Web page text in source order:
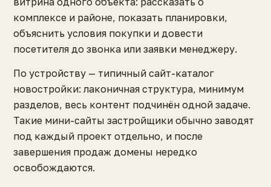
комплексе и районе, показать планировки,
объяснить условия покупки и довести
посетителя до звонка или заявки менеджеру.
По устройству — типичный сайт-каталог
новостройки: лаконичная структура, минимум
разделов, весь контент подчинён одной задаче.
Такие мини-сайты застройщики обычно заводят
под каждый проект отдельно, и после
завершения продаж домены нередко
освобождаются.